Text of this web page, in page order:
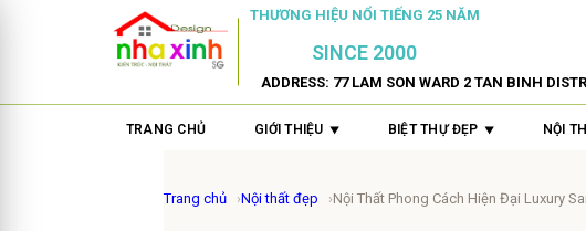
THƯƠNG HIỆU NỔI TIẾNG 25 NĂM
SINCE 2000
ADDRESS: 77 LAM SON WARD 2 TAN BINH
TRANG CHỦ GIỚI THIỆU BIỆT THỰ ĐẸP NỘI
Trang chủ Nội thất đẹp Nội Thất Phong Cách Hiện Đại Luxury